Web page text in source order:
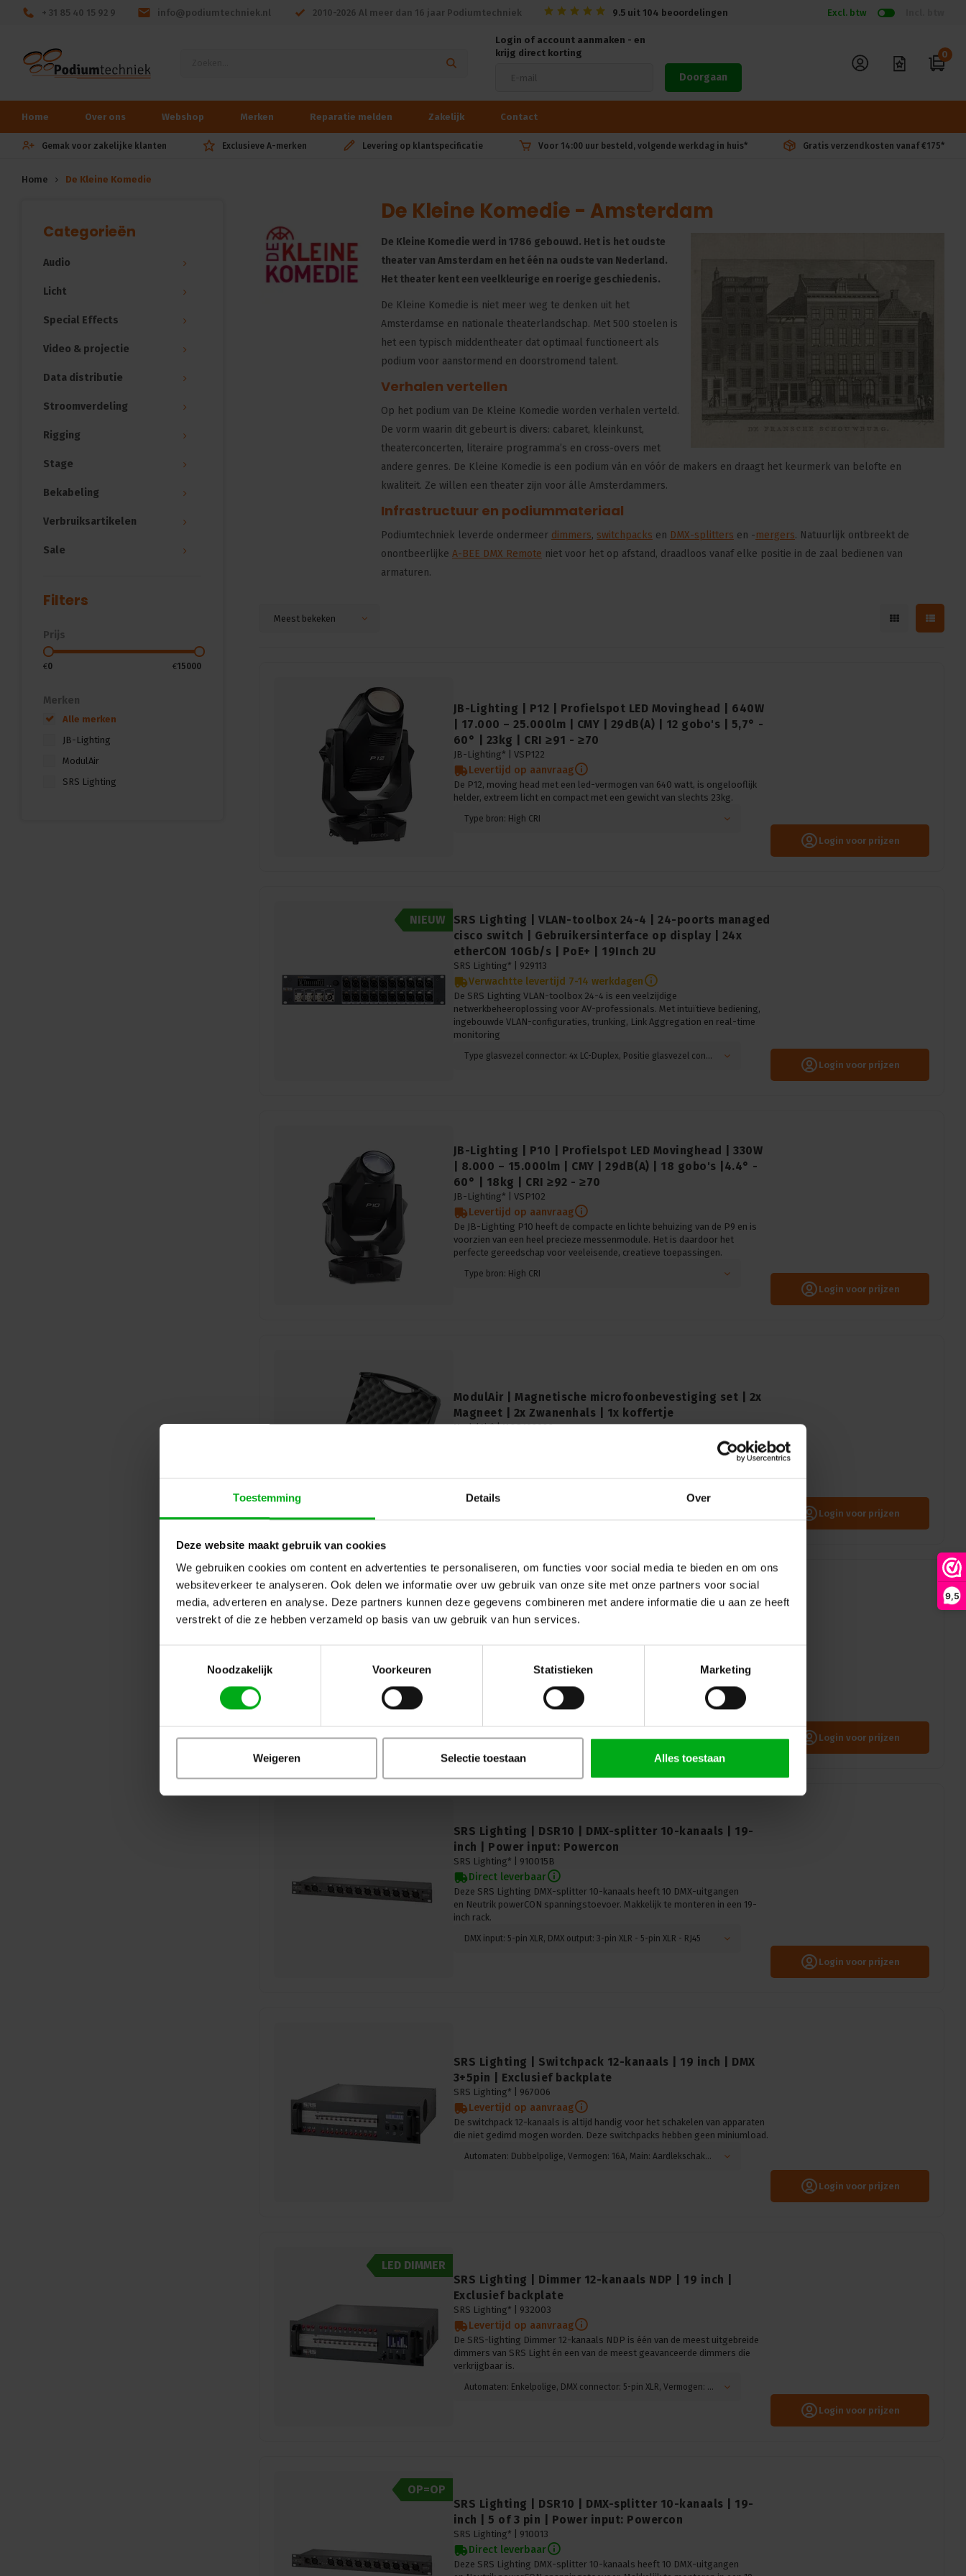
Toestemming Details Over
Deze website maakt gebruik van cookies
We gebruiken cookies om content en advertenties te personaliseren, om functies voor social media te bieden en om ons
websiteverkeer te analyseren. Ook delen we informatie over uw gebruik van onze site met onze partners voor social
media, adverteren en analyse. Deze partners kunnen deze gegevens combineren met andere informatie die u aan ze heeft
verstrekt of die ze hebben verzameld op basis van uw gebruik van hun services.
Noodzakelijk
Voorkeuren Statistieken Marketing
Weigeren Selectie toestaan Alles toestaan
9,5
+ 31 85 40 15 92 9 info@podiumtechniek.nl 2010-2026 Al meer dan 16 jaar Podiumtechniek 9.5 uit 104 beoordelingen Excl. btw
Login of account aanmaken - en
krijg direct korting
Doorgaan
0
Home Over ons Webshop Merken Reparatie melden Zakelijk Contact
Gemak voor zakelijke klanten Exclusieve A-merken Levering op klantspecificatie Voor 14:00 uur besteld, volgende werkdag in huis* Gratis verzendkosten vanaf €175*
Home De Kleine Komedie
Categorieën
Audio
Licht
Special Effects
Video & projectie
Data distributie
Stroomverdeling
Rigging
Stage
Bekabeling
Verbruiksartikelen
Sale
Filters
Prijs
€0 €15000
Merken
Alle merken
JB-Lighting
ModulAir
SRS Lighting
De Kleine Komedie - Amsterdam
De Kleine Komedie werd in 1786 gebouwd. Het is het oudste
theater van Amsterdam en het één na oudste van Nederland.
Het theater kent een veelkleurige en roerige geschiedenis.
De Kleine Komedie is niet meer weg te denken uit het
Amsterdamse en nationale theaterlandschap. Met 500 stoelen is
het een typisch middentheater dat optimaal functioneert als
podium voor aanstormend en doorstromend talent.
Verhalen vertellen
Op het podium van De Kleine Komedie worden verhalen verteld.
De vorm waarin dit gebeurt is divers: cabaret, kleinkunst,
theaterconcerten, literaire programma’s en cross-overs met
andere genres. De Kleine Komedie is een podium ván en vóór de makers en draagt het keurmerk van belofte en
kwaliteit. Ze willen een theater zijn voor álle Amsterdammers.
Infrastructuur en podiummateriaal
Podiumtechniek leverde ondermeer dimmers, switchpacks en DMX-splitters en -mergers. Natuurlijk ontbreekt de
onontbeerlijke A-BEE DMX Remote niet voor het op afstand, draadloos vanaf elke positie in de zaal bedienen van
armaturen.
Meest bekeken
JB-Lighting | P12 | Profielspot LED Movinghead | 640W
| 17.000 – 25.000lm | CMY | 29dB(A) | 12 gobo's | 5,7° -
60° | 23kg | CRI ≥91 - ≥70
JB-Lighting* | VSP122
Levertijd op aanvraag
De P12, moving head met een led-vermogen van 640 watt, is ongelooflijk
helder, extreem licht en compact met een gewicht van slechts 23kg.
Type bron: High CRI
Login voor prijzen
NIEUW
SRS Lighting | VLAN-toolbox 24-4 | 24-poorts managed
cisco switch | Gebruikersinterface op display | 24x
etherCON 10Gb/s | PoE+ | 19Inch 2U
SRS Lighting* | 929113
Verwachtte levertijd 7-14 werkdagen
De SRS Lighting VLAN-toolbox 24-4 is een veelzijdige
netwerkbeheeroplossing voor AV-professionals. Met intuïtieve bediening,
ingebouwde VLAN-configuraties, trunking, Link Aggregation en real-time
monitoring
Type glasvezel connector: 4x LC-Duplex, Positie glasvezel connector: Voorzijde
Login voor prijzen
JB-Lighting | P10 | Profielspot LED Movinghead | 330W
| 8.000 – 15.000lm | CMY | 29dB(A) | 18 gobo's |4.4° -
60° | 18kg | CRI ≥92 - ≥70
JB-Lighting* | VSP102
Levertijd op aanvraag
De JB-Lighting P10 heeft de compacte en lichte behuizing van de P9 en is
voorzien van een heel precieze messenmodule. Het is daardoor het
perfecte gereedschap voor veeleisende, creatieve toepassingen.
Type bron: High CRI
Login voor prijzen
ModulAir | Magnetische microfoonbevestiging set | 2x
Magneet | 2x Zwanenhals | 1x koffertje
ModulAir* |MOD102083
Met deze magnetische microfoonbevestiging met zwanenhalsen plaats je
Login voor prijzen
UITVERKOCHT
ModulAir | A-BEE | DMX remote compleet | focus hand
Niet meer leverbaar
A-BEE set met handzender en basisstation
Login voor prijzen
SRS Lighting | DSR10 | DMX-splitter 10-kanaals | 19-
inch | Power input: Powercon
SRS Lighting* | 910015B
Direct leverbaar
Deze SRS Lighting DMX-splitter 10-kanaals heeft 10 DMX-uitgangen
en Neutrik powerCON spanningstoevoer. Makkelijk te monteren in een 19-
inch rack.
DMX input: 5-pin XLR, DMX output: 3-pin XLR - 5-pin XLR - RJ45
Login voor prijzen
SRS Lighting | Switchpack 12-kanaals | 19 inch | DMX
3+5pin | Exclusief backplate
SRS Lighting* | 967006
Levertijd op aanvraag
De switchpack 12-kanaals is altijd handig voor het schakelen van apparaten
die niet gedimd mogen worden. Deze switchpacks hebben geen miniumload.
Automaten: Dubbelpolige, Vermogen: 16A, Main: Aardlekschakelaar
Login voor prijzen
LED DIMMER
SRS Lighting | Dimmer 12-kanaals NDP | 19 inch |
Exclusief backplate
SRS Lighting* | 932003
Levertijd op aanvraag
De SRS-lighting Dimmer 12-kanaals NDP is één van de meest uitgebreide
dimmers van SRS Light én een van de meest geavanceerde dimmers die
verkrijgbaar is.
Automaten: Enkelpolige, DMX connector: 5-pin XLR, Vermogen: 10A, Main: Aardlekschakelaar
Login voor prijzen
OP=OP
SRS Lighting | DSR10 | DMX-splitter 10-kanaals | 19-
inch | 5 of 3 pin | Power input: Powercon
SRS Lighting* | 910013
Direct leverbaar
Deze SRS Lighting DMX-splitter 10-kanaals heeft 10 DMX-uitgangen